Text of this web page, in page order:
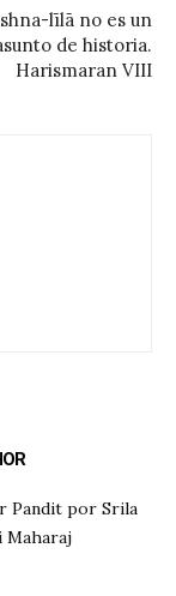
līlā no es un
de historia.
Harismaran VIII
Pandit por Srila
Maharaj